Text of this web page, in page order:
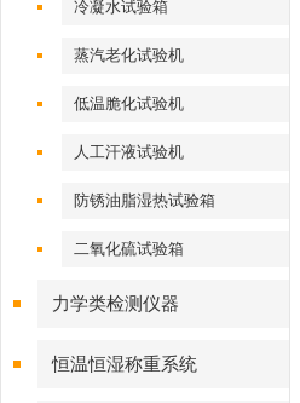
冷凝水试验箱
蒸汽老化试验机
低温脆化试验机
人工汗液试验机
防锈油脂湿热试验箱
二氧化硫试验箱
力学类检测仪器
恒温恒湿称重系统